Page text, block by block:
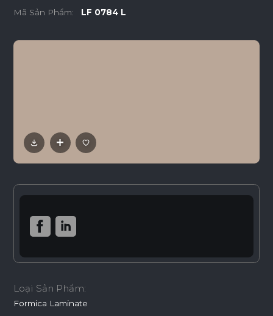
Mã Sản Phẩm: LF 0784 L
Loại Sản Phẩm:
Formica Laminate